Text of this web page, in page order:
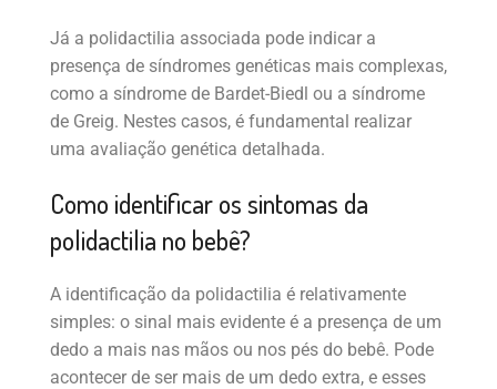
Já a polidactilia associada pode indicar a
presença de síndromes genéticas mais complexas,
como a síndrome de Bardet-Biedl ou a síndrome
de Greig. Nestes casos, é fundamental realizar
uma avaliação genética detalhada.
Como identificar os sintomas da
polidactilia no bebê?
A identificação da polidactilia é relativamente
simples: o sinal mais evidente é a presença de um
dedo a mais nas mãos ou nos pés do bebê. Pode
acontecer de ser mais de um dedo extra, e esses